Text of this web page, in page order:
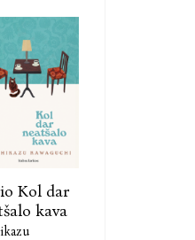
Kol dar
kava